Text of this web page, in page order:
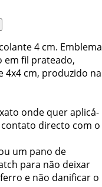
4 cm. Emblema
em fil prateado,
4x4 cm, produzido na
onde quer aplicá-
directo com o
um pano de
para não deixar
e não danificar o